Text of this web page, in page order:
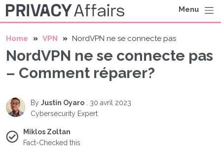
Menu
Home VPN NordVPN ne se connecte pas
NordVPN ne se connecte pas
– Comment réparer?
By Justin Oyaro
30 avril 2023
Cybersecurity Expert
Miklos Zoltan
Fact-Checked this